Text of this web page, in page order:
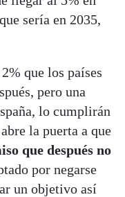
sería en 2035,
que los países
pero una
lo cumplirán
la puerta a que
que después no
por negarse
un objetivo así